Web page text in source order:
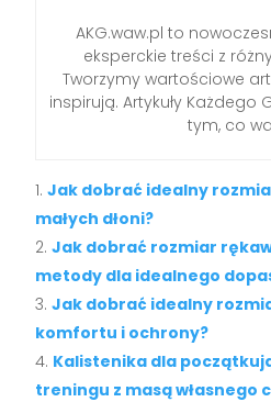
AKG.waw.pl to
eksperckie treści z
Tworzymy wartościowe
inspirują. Artykuły Każdego
tym, co
Jak dobrać idealny
małych dłoni?
Jak dobrać rozmiar
metody dla idealnego
Jak dobrać idealny
komfortu i ochrony?
Kalistenika dla
treningu z masą własnego